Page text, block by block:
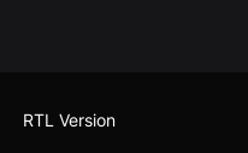
RTL Version